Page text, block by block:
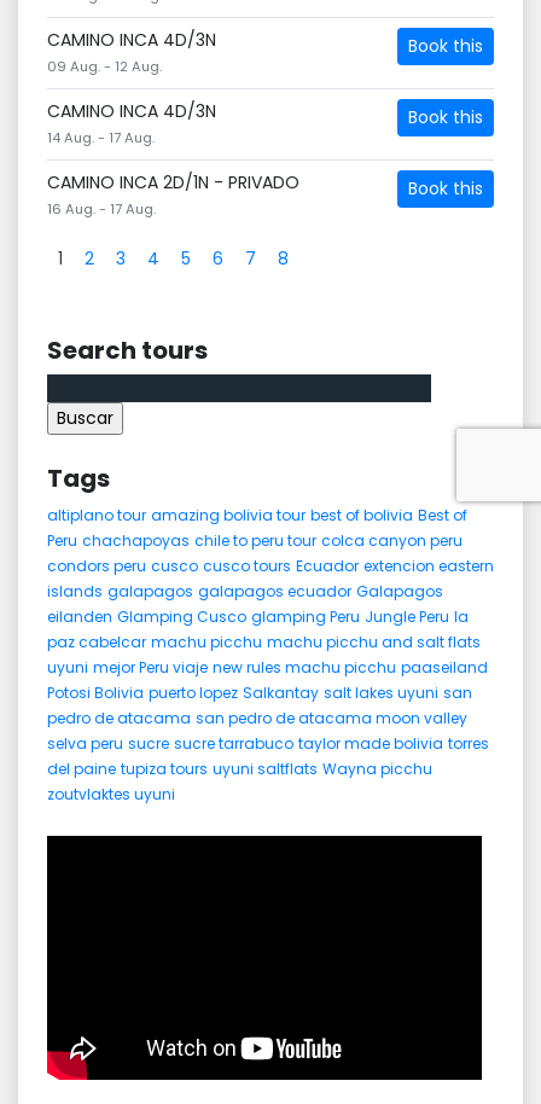
CAMINO INCA 4D/3N
09 Aug. - 12 Aug.
Book this
CAMINO INCA 4D/3N
14 Aug. - 17 Aug.
Book this
CAMINO INCA 2D/1N - PRIVADO
16 Aug. - 17 Aug.
Book this
1 2 3 4 5 6 7 8
Search tours
Tags
altiplano tour amazing bolivia tour best of bolivia Best of
Peru chachapoyas chile to peru tour colca canyon peru
condors peru cusco cusco tours Ecuador extencion eastern
islands galapagos galapagos ecuador Galapagos
eilanden Glamping Cusco glamping Peru Jungle Peru la
paz cabelcar machu picchu machu picchu and salt flats
uyuni mejor Peru viaje new rules machu picchu paaseiland
Potosi Bolivia puerto lopez Salkantay salt lakes uyuni san
pedro de atacama san pedro de atacama moon valley
selva peru sucre sucre tarrabuco taylor made bolivia torres
del paine tupiza tours uyuni saltflats Wayna picchu
zoutvlaktes uyuni